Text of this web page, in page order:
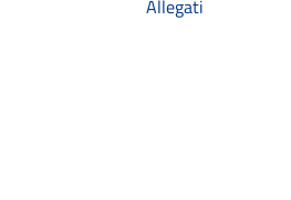
Allegati